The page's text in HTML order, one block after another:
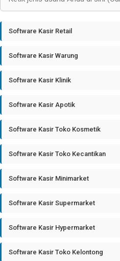
Software Kasir Retail
Software Kasir Warung
Software Kasir Klinik
Software Kasir Apotik
Software Kasir Toko Kosmetik
Software Kasir Toko Kecantikan
Software Kasir Minimarket
Software Kasir Supermarket
Software Kasir Hypermarket
Software Kasir Toko Kelontong